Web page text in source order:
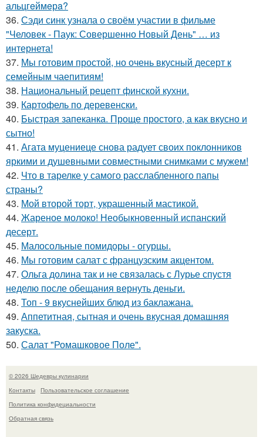
альцгeймeрa?
36. Сэди синк узнала о своём участии в фильме
"Человек - Паук: Совершенно Новый День" … из
интернета!
37. Мы готовим простой, но очень вкусный десерт к
семейным чаепитиям!
38. Национальный рецепт финской кухни.
39. Картофель по деревенски.
40. Быстрая запеканка. Проще простого, а как вкусно и
сытно!
41. Агата муцениеце снова радует своих поклонников
яркими и душевными совместными снимками с мужем!
42. Что в тарелке у самого расслабленного папы
страны?
43. Мой второй торт, украшенный мастикой.
44. Жареное молоко! Необыкновенный испанский
десерт.
45. Малосольные помидоры - огурцы.
46. Мы готовим салат с французским акцентом.
47. Ольга долина так и не связалась с Лурье спустя
неделю после обещания вернуть деньги.
48. Топ - 9 вкуснейших блюд из баклажана.
49. Аппетитная, сытная и очень вкусная домашняя
закуска.
50. Салат "Ромашковое Поле".
© 2026 Шедевры кулинарии
Контакты
Пользовательское соглашение
Политика конфидециальности
Обратная связь